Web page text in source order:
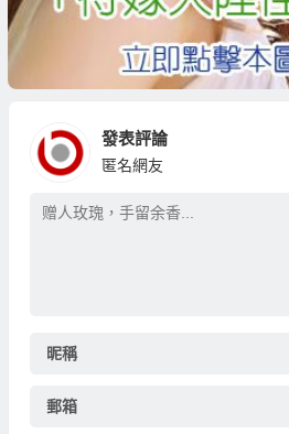
發表評論
匿名網友
昵稱
郵箱